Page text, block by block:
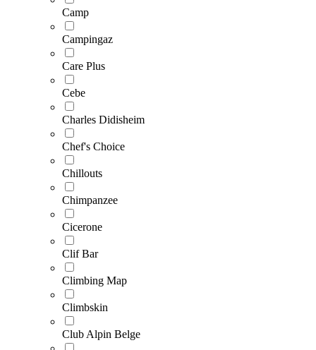
Camp
Campingaz
Care Plus
Cebe
Charles Didisheim
Chef's Choice
Chillouts
Chimpanzee
Cicerone
Clif Bar
Climbing Map
Climbskin
Club Alpin Belge